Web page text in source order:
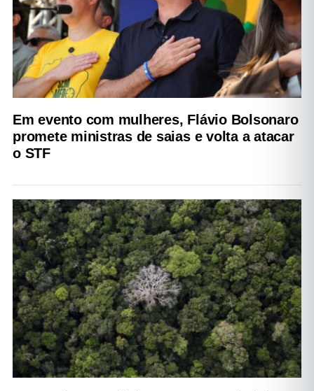
Em evento com mulheres, Flávio Bolsonaro
promete ministras de saias e volta a atacar
o STF